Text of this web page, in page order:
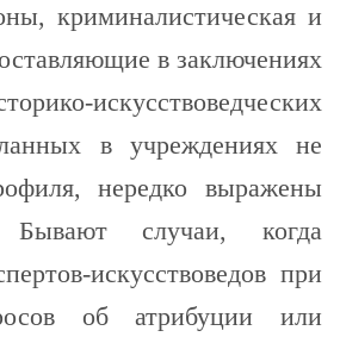
криминалистическая и
в заключениях
искусствоведческих
в учреждениях не
нередко выражены
Бывают случаи, когда
искусствоведов при
об атрибуции или